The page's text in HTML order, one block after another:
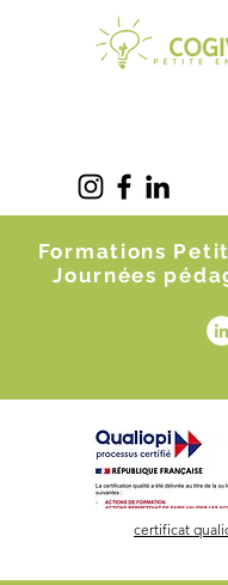
Formations
Journées
certificat